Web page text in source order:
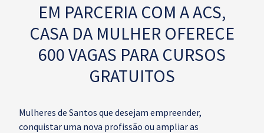
EM PARCERIA COM A ACS,
CASA DA MULHER OFERECE
600 VAGAS PARA CURSOS
GRATUITOS
Mulheres de Santos que desejam empreender,
conquistar uma nova profissão ou ampliar as